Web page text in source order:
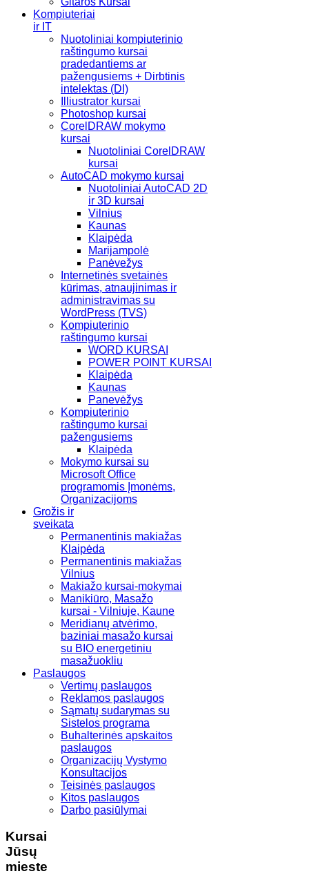
Kompiuteriai
ir IT
Nuotoliniai kompiuterinio
raštingumo kursai
pradedantiems ar
pažengusiems + Dirbtinis
intelektas (DI)
Illiustrator kursai
Photoshop kursai
CorelDRAW mokymo
kursai
Nuotoliniai CorelDRAW
kursai
AutoCAD mokymo kursai
Nuotoliniai AutoCAD 2D
ir 3D kursai
Vilnius
Kaunas
Klaipėda
Marijampolė
Panėvežys
Internetinės svetainės
kūrimas, atnaujinimas ir
administravimas su
WordPress (TVS)
Kompiuterinio
raštingumo kursai
WORD KURSAI
POWER POINT KURSAI
Klaipėda
Kaunas
Panevėžys
Kompiuterinio
raštingumo kursai
pažengusiems
Klaipėda
Mokymo kursai su
Microsoft Office
programomis Įmonėms,
Organizacijoms
Grožis ir
sveikata
Permanentinis makiažas
Klaipėda
Permanentinis makiažas
Vilnius
Makiažo kursai-mokymai
Manikiūro, Masažo
kursai - Vilniuje, Kaune
Meridianų atvėrimo,
baziniai masažo kursai
su BIO energetiniu
masažuokliu
Paslaugos
Vertimų paslaugos
Reklamos paslaugos
Sąmatų sudarymas su
Sistelos programa
Buhalterinės apskaitos
paslaugos
Organizacijų Vystymo
Konsultacijos
Teisinės paslaugos
Kitos paslaugos
Darbo pasiūlymai
Kursai
Jūsų
mieste